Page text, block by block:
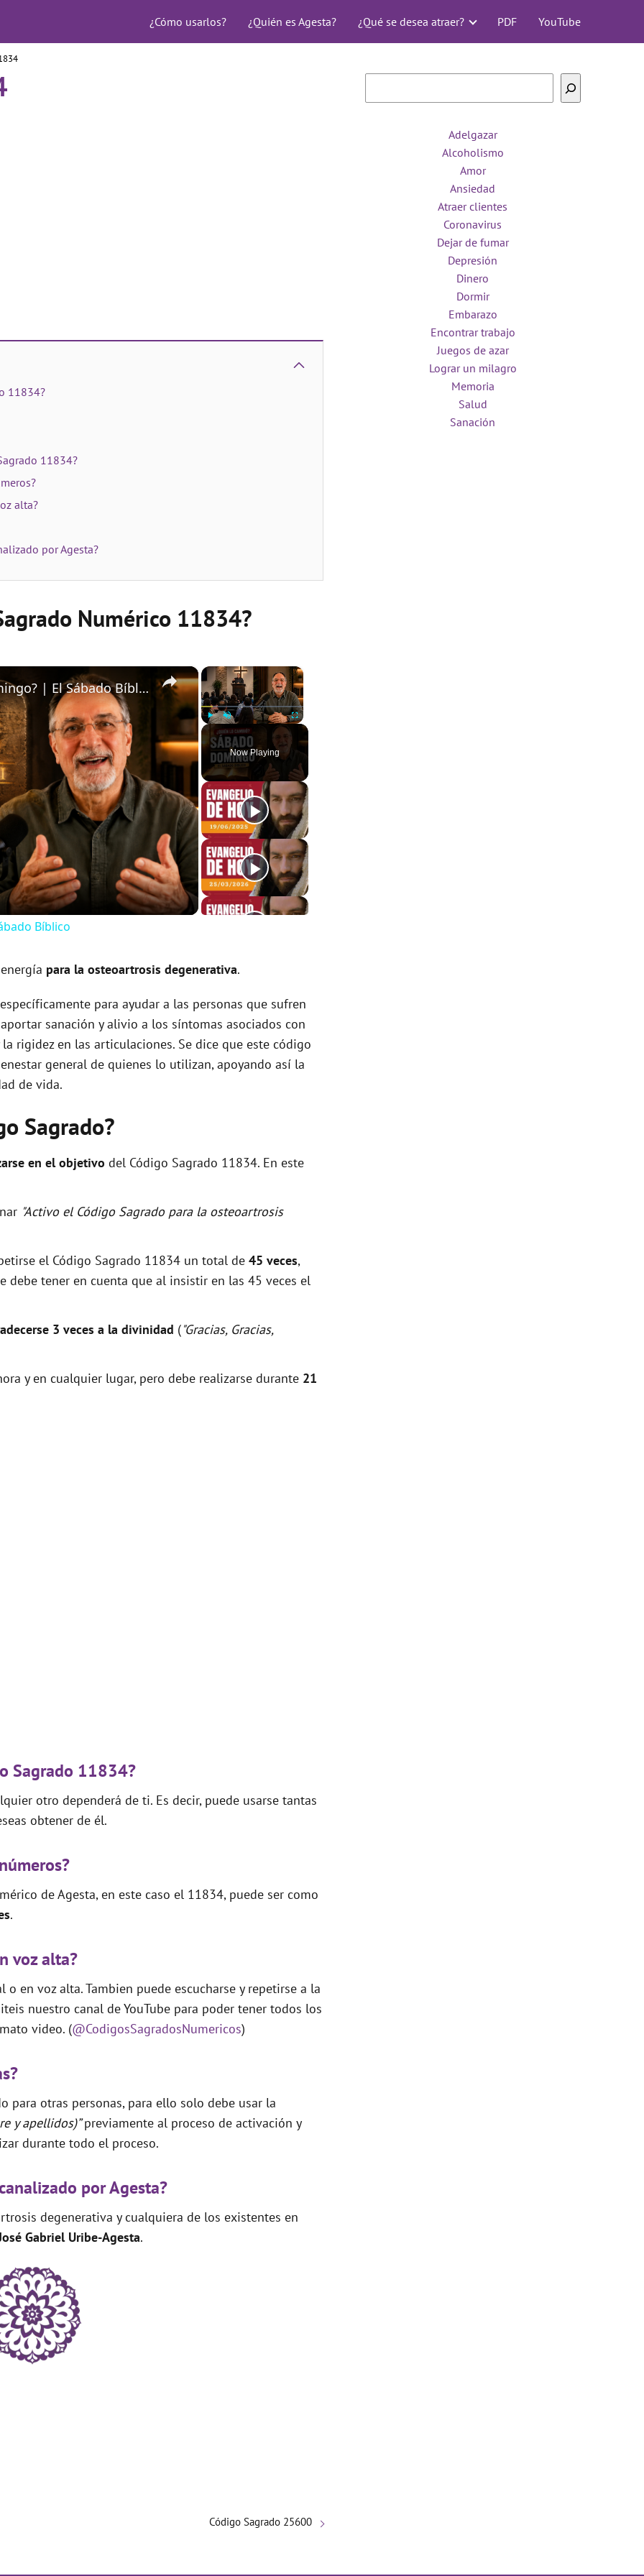
¿Cómo usarlos? ¿Quién es Agesta? ¿Qué se desea atraer? PDF YouTube
11834?
11834?
alta?
por Agesta?
Numérico 11834?
×
Play Unmute Fullscreen
Now Playing
×
¿Quién Cambió el Sábado al Domingo? | El Sábado Bíblico
Bíblico
para la osteoartrosis degenerativa.
para ayudar a las personas que sufren
sanación y alivio a los síntomas asociados con
rigidez en las articulaciones. Se dice que este código
general de quienes lo utilizan, apoyando así la
de vida.
Sagrado?
en el objetivo del Código Sagrado 11834. En este
"Activo el Código Sagrado para la osteoartrosis
el Código Sagrado 11834 un total de 45 veces,
debe tener en cuenta que al insistir en las 45 veces el
3 veces a la divinidad ("Gracias, Gracias,
y en cualquier lugar, pero debe realizarse durante 21
Sagrado 11834?
otro dependerá de ti. Es decir, puede usarse tantas
obtener de él.
de Agesta, en este caso el 11834, puede ser como
.
voz alta?
en voz alta. Tambien puede escucharse y repetirse a la
nuestro canal de YouTube para poder tener todos los
video. (@CodigosSagradosNumericos)
para otras personas, para ello solo debe usar la
y apellidos)”previamente al proceso de activación y
durante todo el proceso.
por Agesta?
degenerativa y cualquiera de los existentes en
Gabriel Uribe-Agesta.
Código Sagrado 25600
Adelgazar
Alcoholismo
Amor
Ansiedad
Atraer clientes
Coronavirus
Dejar de fumar
Depresión
Dinero
Dormir
Embarazo
Encontrar trabajo
Juegos de azar
Lograr un milagro
Memoria
Salud
Sanación